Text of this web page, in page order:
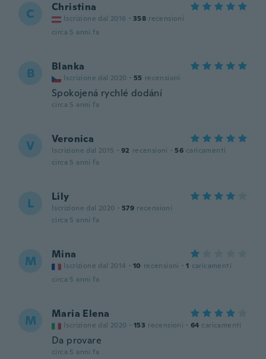
C Christina
Iscrizione dal 2016 · 358 recensioni
circa 5 anni fa
B Blanka
Iscrizione dal 2020 · 55 recensioni
Spokojená rychlé dodání
circa 5 anni fa
V Veronica
Iscrizione dal 2015 · 92 recensioni · 56 caricamenti
circa 5 anni fa
L Lily
Iscrizione dal 2020 · 579 recensioni
circa 5 anni fa
M Mina
Iscrizione dal 2014 · 10 recensioni · 1 caricamenti
circa 5 anni fa
M Maria Elena
Iscrizione dal 2020 · 153 recensioni · 64 caricamenti
Da provare
circa 5 anni fa